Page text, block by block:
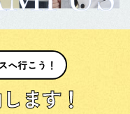
ます！